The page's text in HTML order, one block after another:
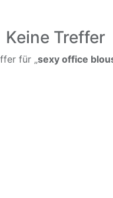
Keine Treffer
für „sexy office